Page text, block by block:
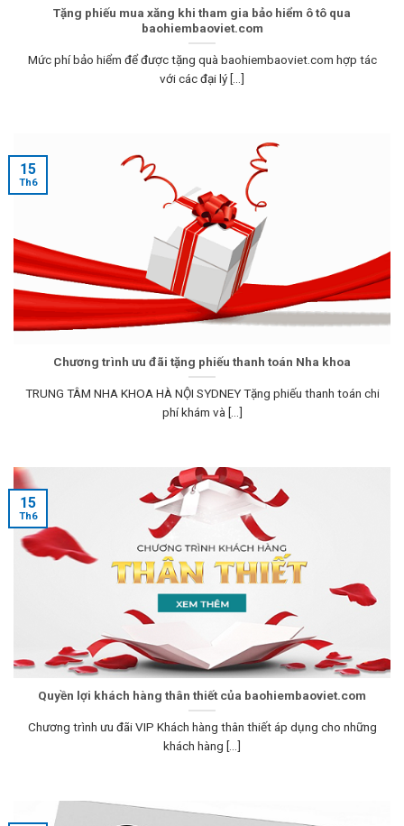
Tặng phiếu mua xăng khi tham gia bảo hiểm ô tô qua
baohiembaoviet.com
Mức phí bảo hiểm để được tặng quà baohiembaoviet.com hợp tác
với các đại lý [...]
Chương trình ưu đãi tặng phiếu thanh toán Nha khoa
TRUNG TÂM NHA KHOA HÀ NỘI SYDNEY Tặng phiếu thanh toán chi
phí khám và [...]
15
Th6
Quyền lợi khách hàng thân thiết của baohiembaoviet.com
Chương trình ưu đãi VIP Khách hàng thân thiết áp dụng cho những
khách hàng [...]
15
Th6